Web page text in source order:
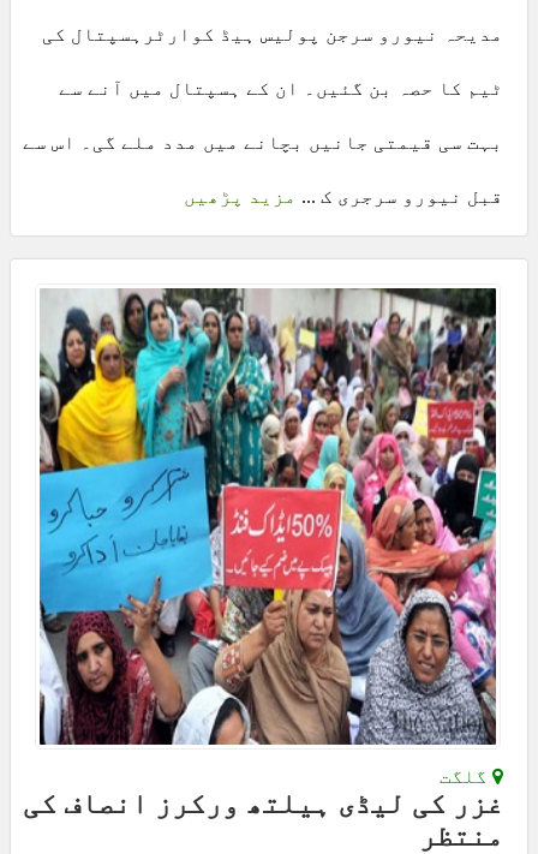
مدیحہ نیورو سرجن پولیس ہیڈ کوارٹرہسپتال کی
ٹیم کا حصہ بن گئیں۔ ان کے ہسپتال میں آنے سے
بہت سی قیمتی جانیں بچانے میں مدد ملے گی۔ اس سے
قبل نیورو سرجری ک ... مزید پڑھیں
گلگت
غزر کی لیڈی ہیلتھ ورکرز انصاف کی
منتظر